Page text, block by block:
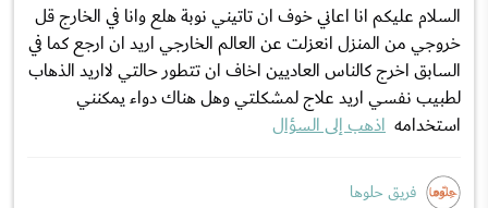
السلام عليكم انا اعاني خوف ان تاتيني نوبة هلع وانا في الخارج قل
خروجي من المنزل انعزلت عن العالم الخارجي اريد ان ارجع كما في
السابق اخرج كالناس العاديين اخاف ان تتطور حالتي لااريد الذهاب
لطبيب نفسي اريد علاج لمشكلتي وهل هناك دواء يمكنني
استخدامه اذهب إلى السؤال
فريق حلوها